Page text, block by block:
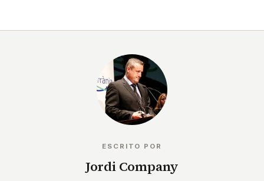
ESCRITO POR
Jordi Company